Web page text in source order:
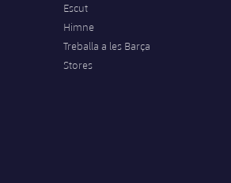
Escut
Himne
Treballa a les Barça
Stores